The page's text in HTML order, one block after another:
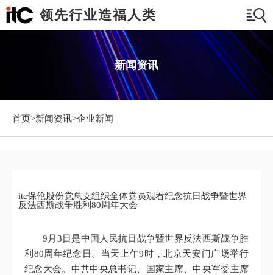
领先行业造福人类
新闻资讯
首页>新闻资讯>企业新闻
itc保伦股份党总支组织全体党员观看纪念抗日战争暨世界
反法西斯战争胜利80周年大会
9月3日是中国人民抗日战争暨世界反法西斯战争胜
利80周年纪念日。当天上午9时，北京天安门广场举行
纪念大会。中共中央总书记、国家主席、中央军委主席